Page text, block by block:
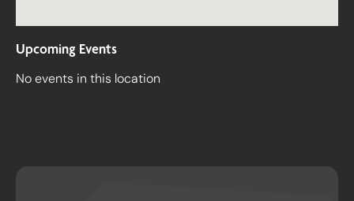
Upcoming Events
No events in this location